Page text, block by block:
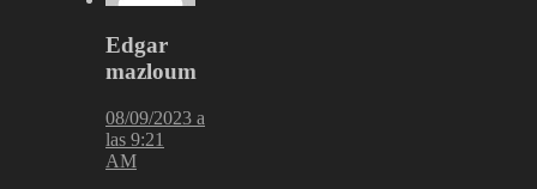
Edgar
mazloum
08/09/2023 a
las 9:21
AM